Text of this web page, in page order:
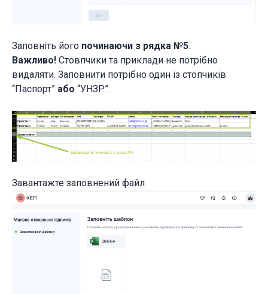
Заповніть його починаючи з рядка №5.
Важливо! Стовпчики та приклади не потрібно
видаляти. Заповнити потрібно один із стопчиків
“Паспорт” або “УНЗР”.
Завантажте заповнений файл